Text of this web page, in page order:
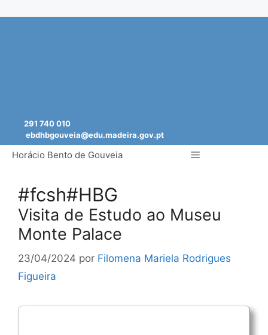
291 740 010
ebdhbgouveia@edu.madeira.gov.pt
Horácio Bento de Gouveia Menu
#fcsh#HBG
Visita de Estudo ao Museu
Monte Palace
23/04/2024 por Filomena Mariela Rodrigues
Figueira